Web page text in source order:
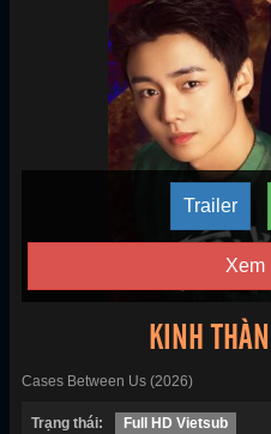
Trailer
Xem
KINH
Cases Between Us (2026)
Trạng thái:
Full HD Vietsub